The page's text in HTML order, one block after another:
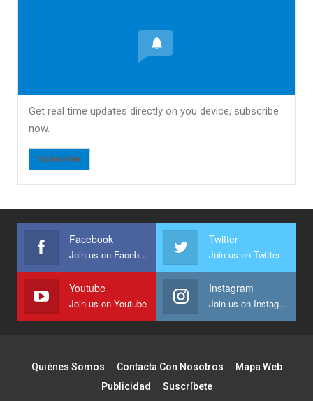
Get real time updates directly on you device, subscribe
now.
Subscribe
Facebook
Join us on Facebook
Twitter
Join us on Twitter
Youtube
Join us on Youtube
Instagram
Join us on Instagram
Quiénes Somos Contacta Con Nosotros
Mapa Web
Publicidad
Suscríbete